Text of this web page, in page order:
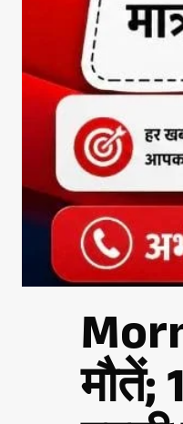
मौतें;